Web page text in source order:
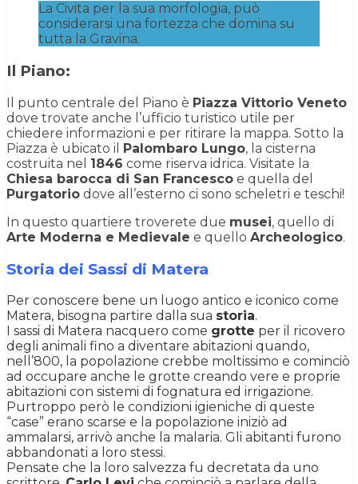
La Civita per la sua morfologia, può
considerarsi una fortezza che domina su
tutta la Gravina.
Il Piano:
Il punto centrale del Piano è Piazza Vittorio Veneto
dove trovate anche l’ufficio turistico utile per
chiedere informazioni e per ritirare la mappa. Sotto la
Piazza è ubicato il Palombaro Lungo, la cisterna
costruita nel 1846 come riserva idrica. Visitate la
Chiesa barocca di San Francesco e quella del
Purgatorio dove all’esterno ci sono scheletri e teschi!
In questo quartiere troverete due musei, quello di
Arte Moderna e Medievale e quello Archeologico.
Storia dei Sassi di Matera
Per conoscere bene un luogo antico e iconico come
Matera, bisogna partire dalla sua storia.
I sassi di Matera nacquero come grotte per il ricovero
degli animali fino a diventare abitazioni quando,
nell’800, la popolazione crebbe moltissimo e cominciò
ad occupare anche le grotte creando vere e proprie
abitazioni con sistemi di fognatura ed irrigazione.
Purtroppo però le condizioni igieniche di queste
“case” erano scarse e la popolazione iniziò ad
ammalarsi, arrivò anche la malaria. Gli abitanti furono
abbandonati a loro stessi.
Pensate che la loro salvezza fu decretata da uno